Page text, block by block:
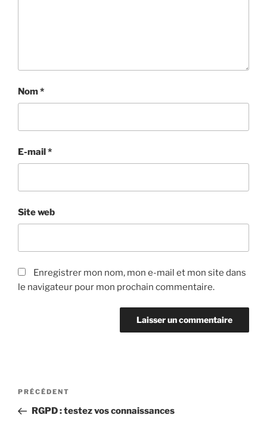
Nom*
E-mail*
Site web
Enregistrer mon nom, mon e-mail et mon site dans
le navigateur pour mon prochain commentaire.
Navigation
l’article
Article
précédent
PRÉCÉDENT
RGPD : testez vos connaissances